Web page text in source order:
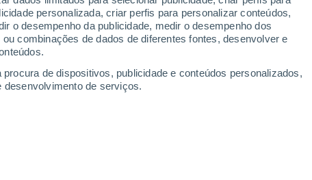
personalizada, criar perfis para personalizar conteúdos,
o desempenho da publicidade, medir o desempenho dos
combinações de dados de diferentes fontes, desenvolver e
de dispositivos, publicidade e conteúdos personalizados,
desenvolvimento de serviços.
Altkirch
Colmar